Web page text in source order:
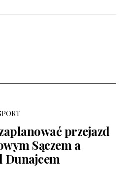
przejazd
Sączem a
Dunajcem